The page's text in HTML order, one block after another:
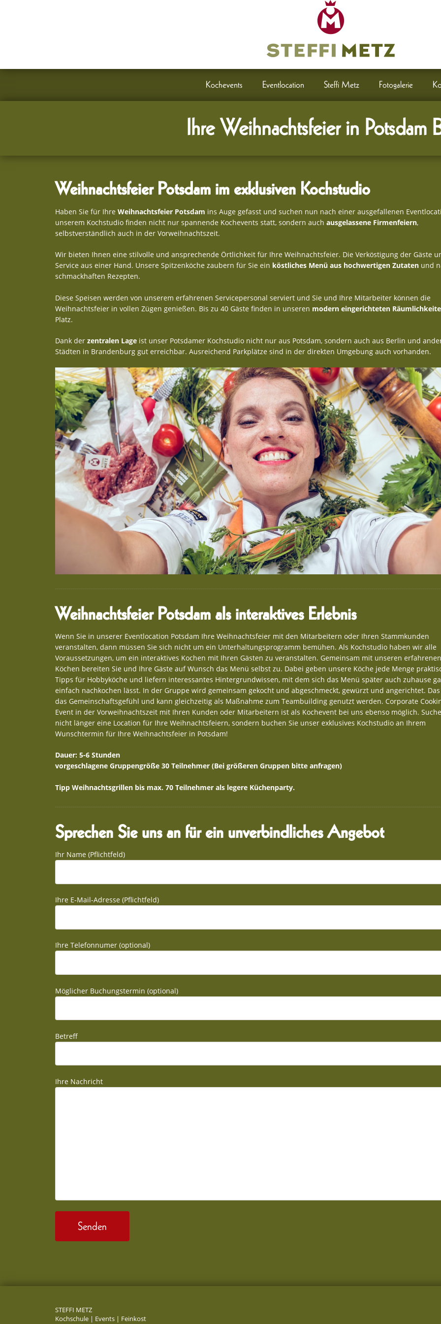
Kochevents Eventlocation Steffi Metz Fotogalerie
Ihre Weihnachtsfeier in Potsdam
Weihnachtsfeier Potsdam im exklusiven Kochstudio
Haben Sie für Ihre Weihnachtsfeier Potsdam ins Auge gefasst und suchen nun nach einer ausgefallenen
unserem Kochstudio finden nicht nur spannende Kochevents statt, sondern auch ausgelassene Firmenfeiern,
selbstverständlich auch in der Vorweihnachtszeit.
Wir bieten Ihnen eine stilvolle und ansprechende Örtlichkeit für Ihre Weihnachtsfeier. Die Verköstigung der Gäste
Service aus einer Hand. Unsere Spitzenköche zaubern für Sie ein köstliches Menü aus hochwertigen Zutaten und
schmackhaften Rezepten.
Diese Speisen werden von unserem erfahrenen Servicepersonal serviert und Sie und Ihre Mitarbeiter können die
Weihnachtsfeier in vollen Zügen genießen. Bis zu 40 Gäste finden in unseren modern eingerichteten
Platz.
Dank der zentralen Lage ist unser Potsdamer Kochstudio nicht nur aus Potsdam, sondern auch aus Berlin und
Städten in Brandenburg gut erreichbar. Ausreichend Parkplätze sind in der direkten Umgebung auch vorhanden.
Weihnachtsfeier Potsdam als interaktives Erlebnis
Wenn Sie in unserer Eventlocation Potsdam Ihre Weihnachtsfeier mit den Mitarbeitern oder Ihren Stammkunden
veranstalten, dann müssen Sie sich nicht um ein Unterhaltungsprogramm bemühen. Als Kochstudio haben wir alle
Voraussetzungen, um ein interaktives Kochen mit Ihren Gästen zu veranstalten. Gemeinsam mit unseren erfahrenen
Köchen bereiten Sie und Ihre Gäste auf Wunsch das Menü selbst zu. Dabei geben unsere Köche jede Menge
Tipps für Hobbyköche und liefern interessantes Hintergrundwissen, mit dem sich das Menü später auch zuhause
einfach nachkochen lässt. In der Gruppe wird gemeinsam gekocht und abgeschmeckt, gewürzt und angerichtet.
das Gemeinschaftsgefühl und kann gleichzeitig als Maßnahme zum Teambuilding genutzt werden. Corporate
Event in der Vorweihnachtszeit mit Ihren Kunden oder Mitarbeitern ist als Kochevent bei uns ebenso möglich.
nicht länger eine Location für Ihre Weihnachtsfeiern, sondern buchen Sie unser exklusives Kochstudio an Ihrem
Wunschtermin für Ihre Weihnachtsfeier in Potsdam!
Dauer: 5-6 Stunden
vorgeschlagene Gruppengröße 30 Teilnehmer (Bei größeren Gruppen bitte anfragen)
Tipp Weihnachtsgrillen bis max. 70 Teilnehmer als legere Küchenparty.
Sprechen Sie uns an für ein unverbindliches Angebot
Ihr Name (Pflichtfeld)
Ihre E-Mail-Adresse (Pflichtfeld)
Ihre Telefonnumer (optional)
Möglicher Buchungstermin (optional)
Betreff
Ihre Nachricht
STEFFI METZ
Kochschule | Events | Feinkost